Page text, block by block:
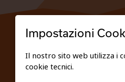
Impostazioni
Il nostro sito web utilizza i
cookie tecnici.